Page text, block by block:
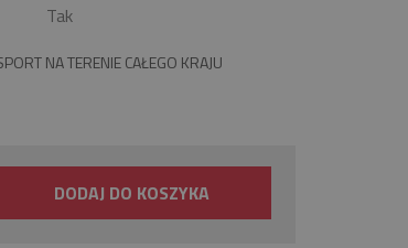
Tak
NA TERENIE CAŁEGO KRAJU
DODAJ DO KOSZYKA